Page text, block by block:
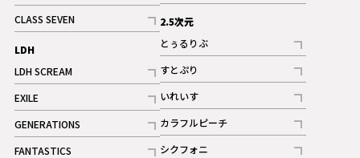
記事
CLASS SEVEN
記事
LDH
LDH SCREAM
記事
EXILE
記事
GENERATIONS
記事
FANTASTICS
記事
2.5次元
とぅるりぶ
記事
すとぷり
記事
ギャラリー
いれいす
記事
ギャラリー
カラフルピーチ
記事
シクフォニ